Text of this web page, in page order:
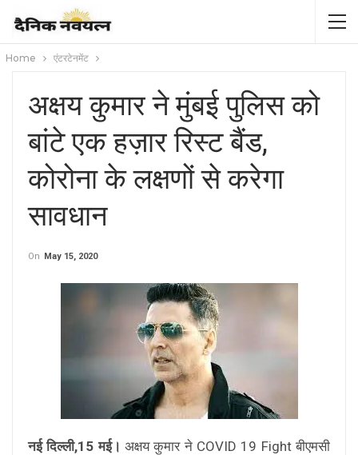
Home एंटरटेनमेंट
अक्षय कुमार ने मुंबई पुलिस को
बांटे एक हज़ार रिस्ट बैंड,
कोरोना के लक्षणों से करेगा
सावधान
On May 15, 2020
नई दिल्ली,15 मई। अक्षय कुमार ने COVID 19 Fight बीएमसी